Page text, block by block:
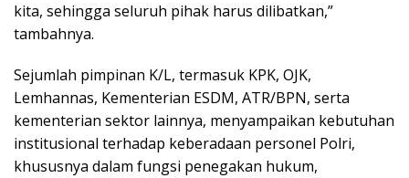
kita, sehingga seluruh pihak harus dilibatkan,”
tambahnya.
Sejumlah pimpinan K/L, termasuk KPK, OJK,
Lemhannas, Kementerian ESDM, ATR/BPN, serta
kementerian sektor lainnya, menyampaikan kebutuhan
institusional terhadap keberadaan personel Polri,
khususnya dalam fungsi penegakan hukum,